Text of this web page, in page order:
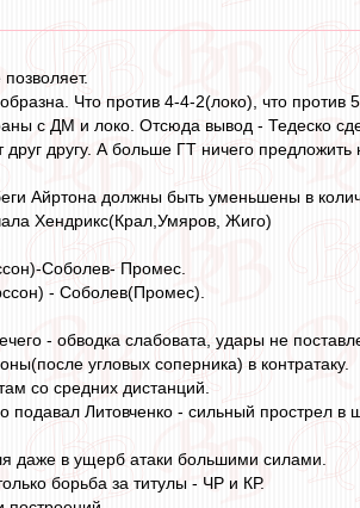
Что против 4-4-2(локо), что против
с ДМ и локо. Отсюда вывод - Тедеско
друг другу. А больше ГТ ничего предложить
Айртона должны быть уменьшены в
Хендрикс(Крал,Умяров, Жиго)
Соболев- Промес.
- Соболев(Промес).
- обводка слабовата, удары не
угловых соперника) в контратаку.
со средних дистанций.
подавал Литовченко - сильный прострел
даже в ущерб атаки большими силами.
борьба за титулы - ЧР и КР.